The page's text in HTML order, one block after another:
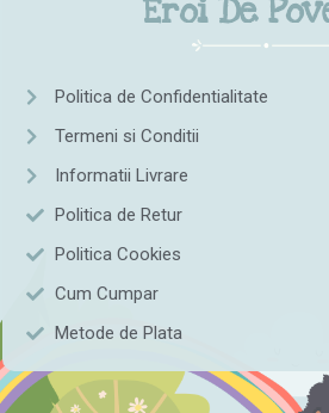
Eroi De
Politica de Confidentialitate
Termeni si Conditii
Informatii Livrare
Politica de Retur
Politica Cookies
Cum Cumpar
Metode de Plata